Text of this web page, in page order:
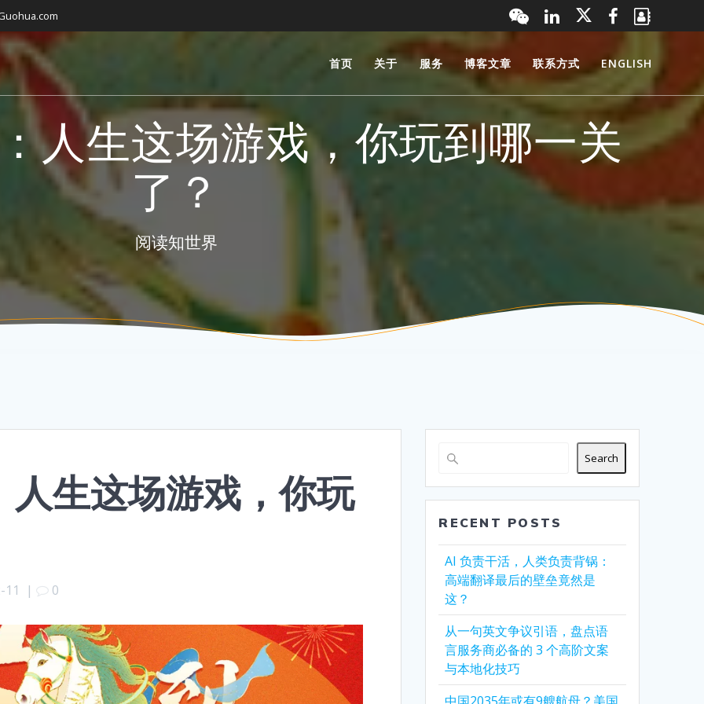
首页 关于 服务 博客文章 联系方式 ENGLISH
人生这场游戏，你玩到哪一关
了？
阅读知世界
生这场游戏，你玩
11 | 0
Search
RECENT POSTS
AI 负责干活，人类负责背锅：
高端翻译最后的壁垒竟然是
这？
从一句英文争议引语，盘点语
言服务商必备的 3 个高阶文案
与本地化技巧
中国2035年或有9艘航母？美国